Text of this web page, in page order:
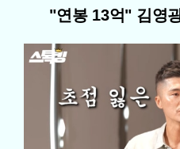
"연봉 13억" 김영